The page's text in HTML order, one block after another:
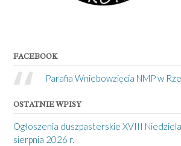
FACEBOOK
Parafia Wniebowzięcia NMP w
OSTATNIE WPISY
Ogłoszenia duszpasterskie XVIII
sierpnia 2026 r.